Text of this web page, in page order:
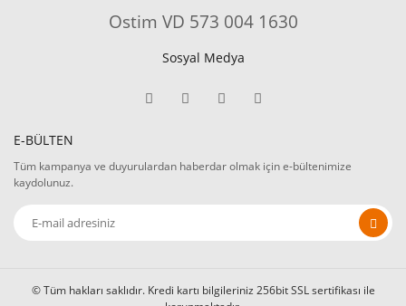
Ostim VD 573 004 1630
Sosyal Medya
E-BÜLTEN
Tüm kampanya ve duyurulardan haberdar olmak için e-bültenimize
kaydolunuz.
© Tüm hakları saklıdır. Kredi kartı bilgileriniz 256bit SSL sertifikası ile